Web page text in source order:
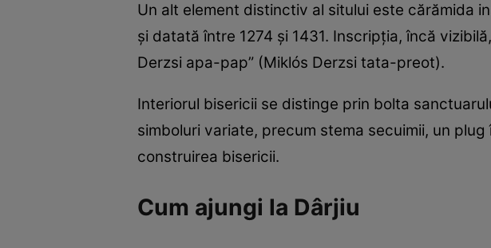
Un alt element distinctiv al sitului este cărămida
și datată între 1274 și 1431. Inscripția, încă
Derzsi apa-pap” (Miklós Derzsi tata-preot).
Interiorul bisericii se distinge prin bolta
simboluri variate, precum stema secuimii, un
construirea bisericii.
Cum ajungi la Dârjiu